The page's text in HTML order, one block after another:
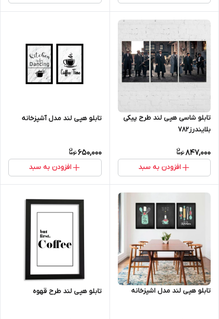
تابلو شاسی هپی لند طرح پیکی
بلایندرز782
847,000
افزودن به سبد
تابلو هپی لند مدل آشپزخانه
650,000
افزودن به سبد
تابلو هپی لند مدل اشپزخانه تابلو هپی لند طرح قهوه